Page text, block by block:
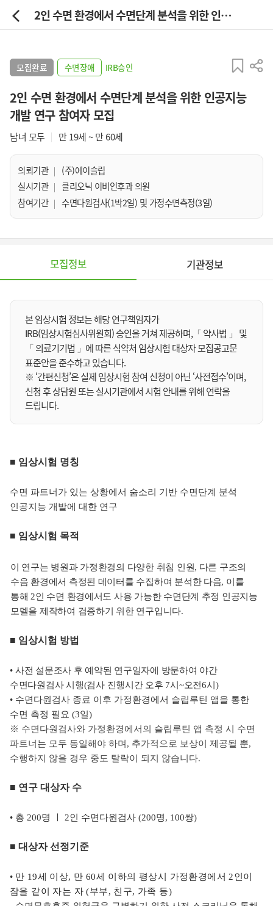
2인 수면 환경에서 수면단계 분석을 위한 인공지능 개발 연구 참여자 모집
모집완료 수면장애 IRB승인
2인 수면 환경에서 수면단계 분석을 위한 인공지능
개발 연구 참여자 모집
남녀 모두 만 19세 ~ 만 60세
의뢰기관
(주)에이슬립
실시기관
클리오닉 이비인후과 의원
참여기간
수면다원검사(1박2일) 및 가정수면측정(3일)
모집정보 기관정보
본 임상시험 정보는 해당 연구책임자가
IRB(임상시험심사위원회) 승인을 거쳐 제공하며,「 약사법 」 및
「 의료기기법 」에 따른 식약처 임상시험 대상자 모집공고문
표준안을 준수하고 있습니다.
※ ‘간편신청’은 실제 임상시험 참여 신청이 아닌 ‘사전접수’이며,
신청 후 상담원 또는 실시기관에서 시험 안내를 위해 연락을
드립니다.
■ 임상시험 명칭
수면 파트너가 있는 상황에서 숨소리 기반 수면단계 분석
인공지능 개발에 대한 연구
■ 임상시험 목적
이 연구는 병원과 가정환경의 다양한 취침 인원, 다른 구조의
수음 환경에서 측정된 데이터를 수집하여 분석한 다음, 이를
통해 2인 수면 환경에서도 사용 가능한 수면단계 추정 인공지능
모델을 제작하여 검증하기 위한 연구입니다.
■ 임상시험 방법
• 사전 설문조사 후 예약된 연구일자에 방문하여 야간
수면다원검사 시행(검사 진행시간 오후 7시~오전6시)
• 수면다원검사 종료 이후 가정환경에서 슬립루틴 앱을 통한
수면 측정 필요 (3일)
※ 수면다원검사와 가정환경에서의 슬립루틴 앱 측정 시 수면
파트너는 모두 동일해야 하며, 추가적으로 보상이 제공될 뿐,
수행하지 않을 경우 중도 탈락이 되지 않습니다.
■ 연구 대상자 수
• 총 200명 ㅣ 2인 수면다원검사 (200명, 100쌍)
■ 대상자 선정기준
• 만 19세 이상, 만 60세 이하의 평상시 가정환경에서 2인이
잠을 같이 자는 자 (부부, 친구, 가족 등)